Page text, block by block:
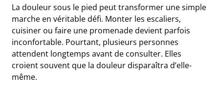
La douleur sous le pied peut transformer une simple
marche en véritable défi. Monter les escaliers,
cuisiner ou faire une promenade devient parfois
inconfortable. Pourtant, plusieurs personnes
attendent longtemps avant de consulter. Elles
croient souvent que la douleur disparaîtra d’elle-
même.